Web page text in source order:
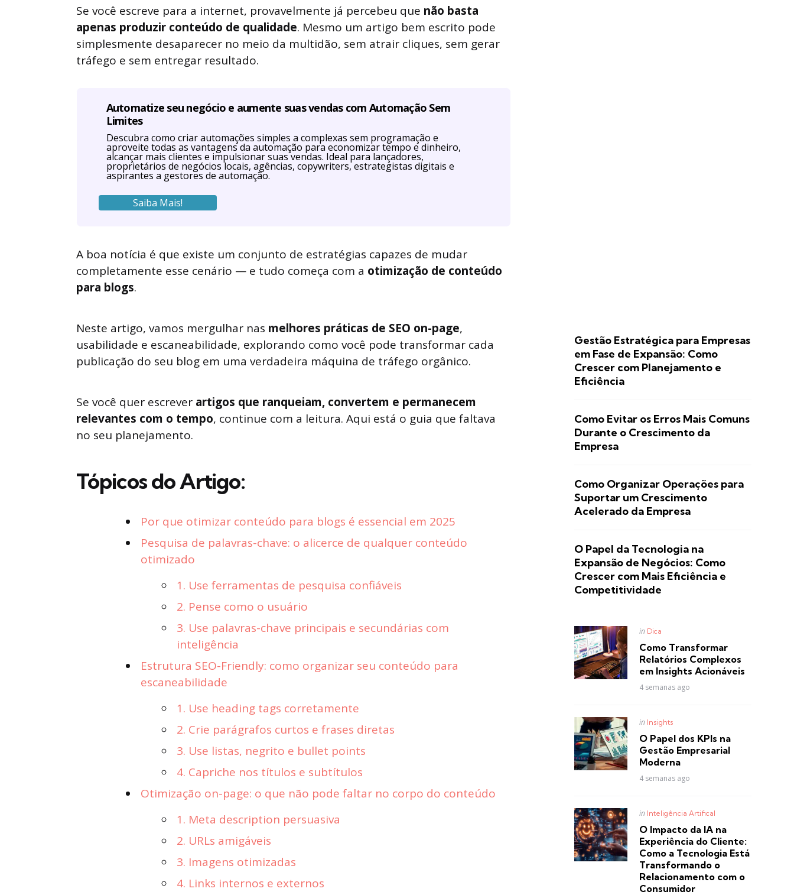
Se você escreve para a internet, provavelmente já percebeu que não basta
apenas produzir conteúdo de qualidade. Mesmo um artigo bem escrito pode
simplesmente desaparecer no meio da multidão, sem atrair cliques, sem gerar
tráfego e sem entregar resultado.
Automatize seu negócio e aumente suas vendas com Automação Sem
Limites
Descubra como criar automações simples a complexas sem programação e
aproveite todas as vantagens da automação para economizar tempo e dinheiro,
alcançar mais clientes e impulsionar suas vendas. Ideal para lançadores,
proprietários de negócios locais, agências, copywriters, estrategistas digitais e
aspirantes a gestores de automação.
Saiba Mais!
A boa notícia é que existe um conjunto de estratégias capazes de mudar
completamente esse cenário — e tudo começa com a otimização de conteúdo
para blogs.
Neste artigo, vamos mergulhar nas melhores práticas de SEO on-page,
usabilidade e escaneabilidade, explorando como você pode transformar cada
publicação do seu blog em uma verdadeira máquina de tráfego orgânico.
Se você quer escrever artigos que ranqueiam, convertem e permanecem
relevantes com o tempo, continue com a leitura. Aqui está o guia que faltava
no seu planejamento.
Tópicos do Artigo:
Por que otimizar conteúdo para blogs é essencial em 2025
Pesquisa de palavras-chave: o alicerce de qualquer conteúdo
otimizado
1. Use ferramentas de pesquisa confiáveis
2. Pense como o usuário
3. Use palavras-chave principais e secundárias com
inteligência
Estrutura SEO-Friendly: como organizar seu conteúdo para
escaneabilidade
1. Use heading tags corretamente
2. Crie parágrafos curtos e frases diretas
3. Use listas, negrito e bullet points
4. Capriche nos títulos e subtítulos
Otimização on-page: o que não pode faltar no corpo do conteúdo
1. Meta description persuasiva
2. URLs amigáveis
3. Imagens otimizadas
4. Links internos e externos
Gestão Estratégica para Empresas
em Fase de Expansão: Como
Crescer com Planejamento e
Eficiência
Como Evitar os Erros Mais Comuns
Durante o Crescimento da
Empresa
Como Organizar Operações para
Suportar um Crescimento
Acelerado da Empresa
O Papel da Tecnologia na
Expansão de Negócios: Como
Crescer com Mais Eficiência e
Competitividade
Posted
in Dica
Como Transformar
Relatórios Complexos
em Insights Acionáveis
4 semanas ago
Posted
in Insights
O Papel dos KPIs na
Gestão Empresarial
Moderna
4 semanas ago
Posted
in Inteligência Artifical
O Impacto da IA na
Experiência do Cliente:
Como a Tecnologia Está
Transformando o
Relacionamento com o
Consumidor